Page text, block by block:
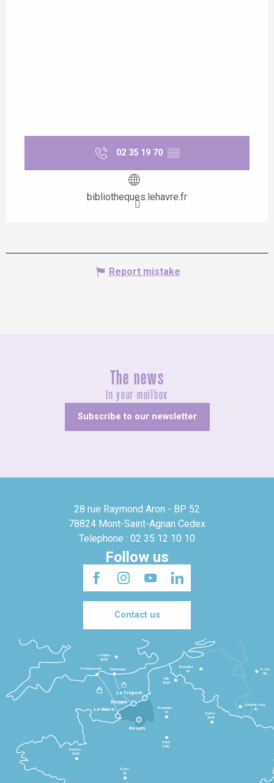
02 35 19 70 ▒▒
bibliotheques.lehavre.fr
Report mistake
The news
In your mailbox
Subscribe to our newsletter
28 rue Raymond Aron - BP 52
78824 Mont-Saint-Agnan Cedex
Telephone : 02 35 12 10 10
Follow us
Contact us
Le Havre
Dieppe
Le Tréport
Rennes
2h30
Tours
3h
Paris
1h30
Beauvais
1h
Reims
2h45
Lille
2h30
Bruxelles
3h
Londres
3h30
Newhaven
Portsmouth
Bonn
5h
Luxembourg
4h
Rouen